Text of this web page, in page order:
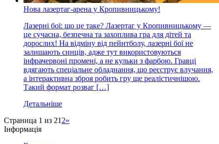
Нова лазертаг-арена у Кропивницькому!
Лазерні бої: що це таке? Лазертаг у Кропивницькому —
це сучасна, безпечна та захоплива гра для дітей та
дорослих! На відміну від пейнтболу, лазерні бої не
залишають синців, адже тут використовуються
інфрачервоні промені, а не кульки з фарбою. Гравці
вдягають спеціальне обладнання, що реєструє влучання,
а інтерактивна зброя робить гру ще реалістичнішою.
Такий формат розваг […]
Детальніше
Страница 1 из 21 2»
Інформація